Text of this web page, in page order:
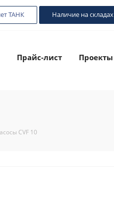
ТАНК Наличие на складах
Прайс-лист Проекты
CVF 10